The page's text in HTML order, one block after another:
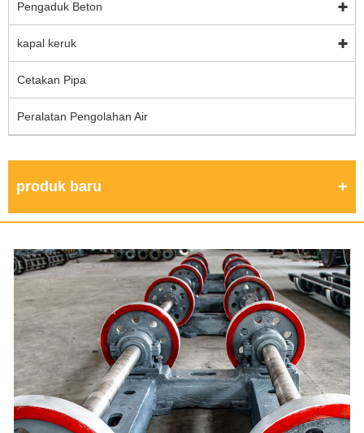
Pengaduk Beton
kapal keruk
Cetakan Pipa
Peralatan Pengolahan Air
produk baru